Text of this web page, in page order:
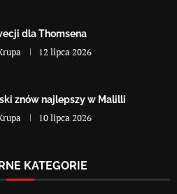
dla Thomsena
12 lipca 2026
znów najlepszy w Malilli
10 lipca 2026
KATEGORIE